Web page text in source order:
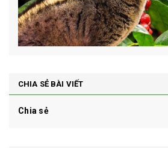
CHIA SẺ BÀI VIẾT
Chia sẻ